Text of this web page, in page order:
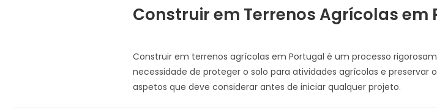
Construir em Terrenos Agrícolas em
Construir em terrenos agrícolas em Portugal é um processo
necessidade de proteger o solo para atividades agrícolas e preservar
aspetos que deve considerar antes de iniciar qualquer projeto.